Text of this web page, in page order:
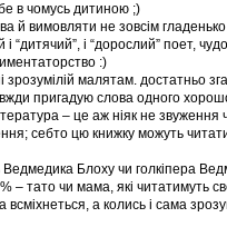
в чомусь дитиною ;)
й вимовляти не зовсім гладенько
“дитячий”, і “дорослий” поет,
:)
зрозумілій малятам. достатньо
пригадую слова одного
– це аж ніяк не звуження
себто цю книжку можуть
Блоху чи голкіпера
– тато чи мама, які читатимуть
всміхнеться, а колись і сама